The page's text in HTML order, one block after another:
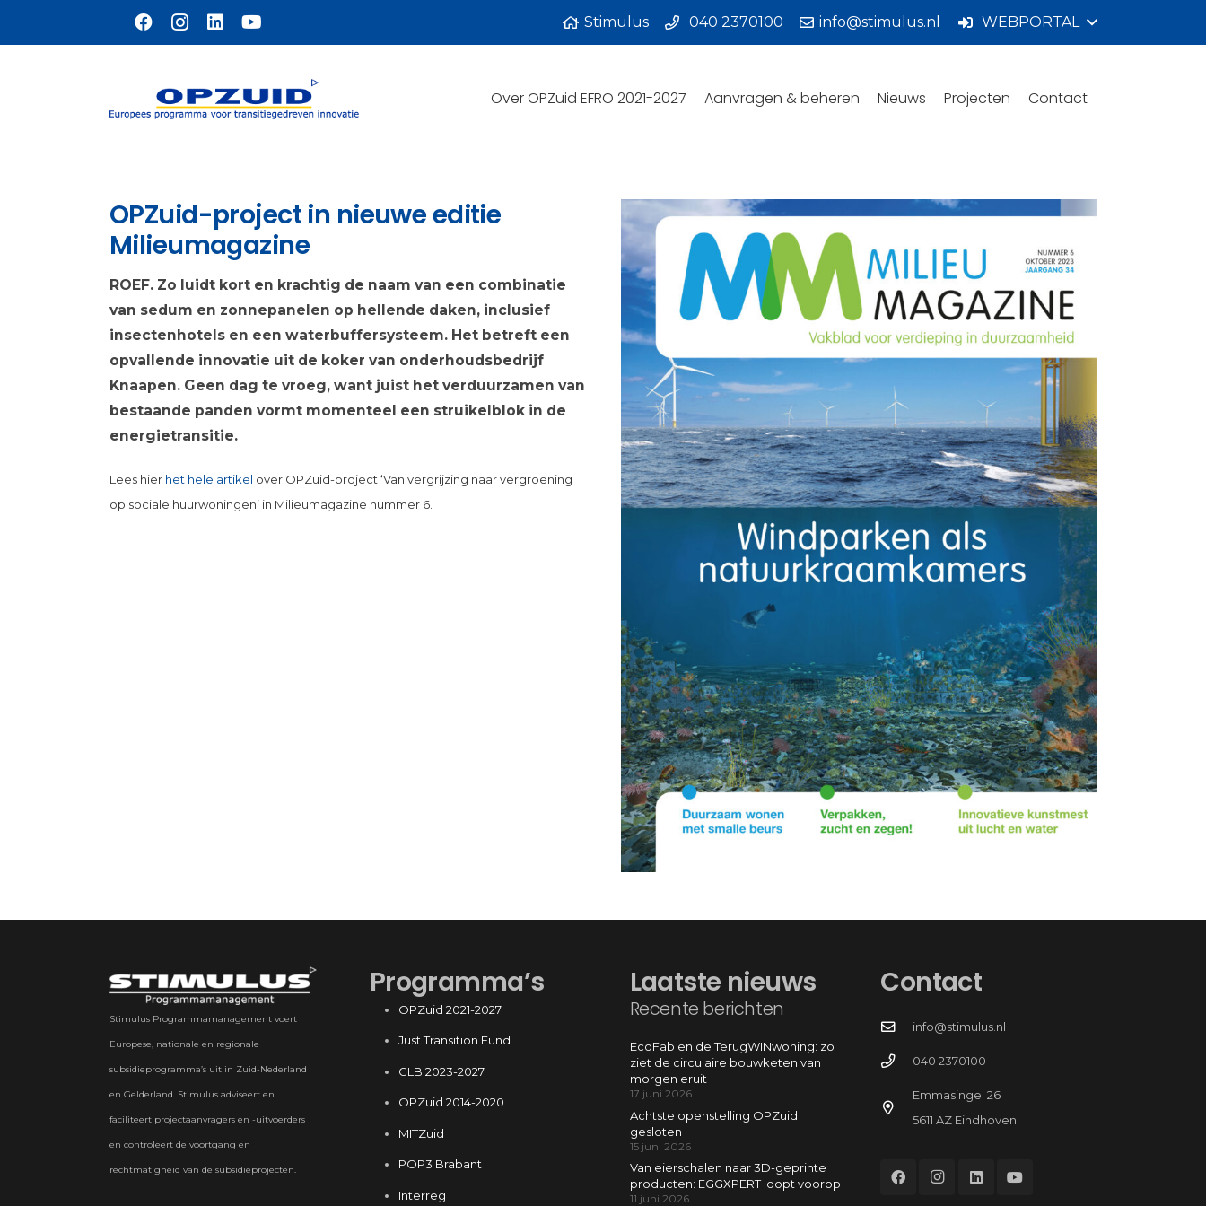
Stimulus 040 2370100 info@stimulus.nl WEBPORTAL
Over OPZuid EFRO 2021-2027 Aanvragen & beheren Nieuws Projecten Contact
OPZuid-project in nieuwe editie
Milieumagazine
ROEF. Zo luidt kort en krachtig de naam van een combinatie
van sedum en zonnepanelen op hellende daken, inclusief
insectenhotels en een waterbuffersysteem. Het betreft een
opvallende innovatie uit de koker van onderhoudsbedrijf
Knaapen. Geen dag te vroeg, want juist het verduurzamen van
bestaande panden vormt momenteel een struikelblok in de
energietransitie.
Lees hier het hele artikel over OPZuid-project ‘Van vergrijzing naar vergroening
op sociale huurwoningen’ in Milieumagazine nummer 6.
Stimulus Programmamanagement voert
Europese, nationale en regionale
subsidieprogramma’s uit in Zuid-Nederland
en Gelderland. Stimulus adviseert en
faciliteert projectaanvragers en -uitvoerders
en controleert de voortgang en
rechtmatigheid van de subsidieprojecten.
Programma’s
OPZuid 2021-2027
Just Transition Fund
GLB 2023-2027
OPZuid 2014-2020
MITZuid
POP3 Brabant
Interreg
Laatste nieuws
Recente berichten
EcoFab en de TerugWINwoning: zo
ziet de circulaire bouwketen van
morgen eruit
17 juni 2026
Achtste openstelling OPZuid
gesloten
15 juni 2026
Van eierschalen naar 3D-geprinte
producten: EGGXPERT loopt voorop
11 juni 2026
Contact
info@stimulus.nl
040 2370100
Emmasingel 26
5611 AZ Eindhoven